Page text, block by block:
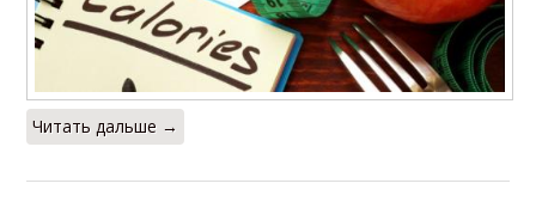
Читать дальше →